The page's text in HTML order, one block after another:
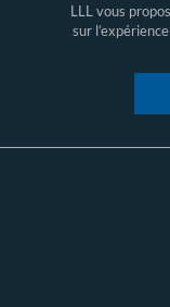
LLL vous
sur